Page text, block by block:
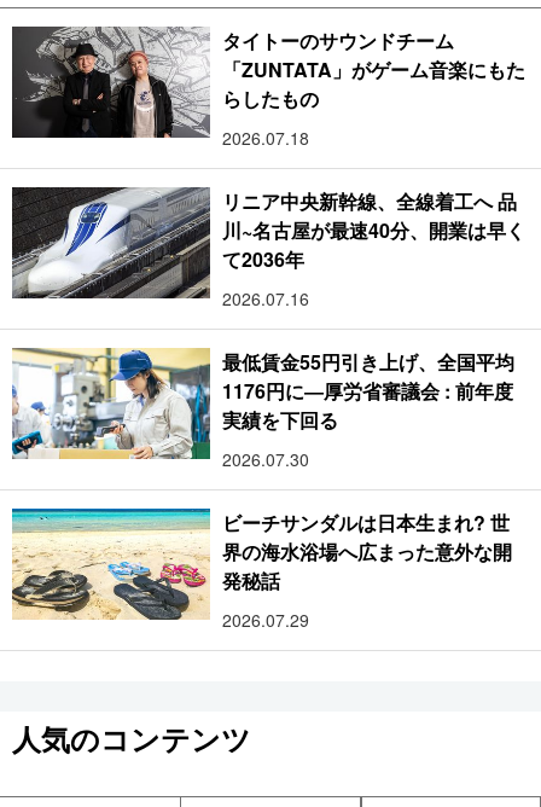
タイトーのサウンドチーム
「ZUNTATA」がゲーム音楽にもた
らしたもの
2026.07.18
リニア中央新幹線、全線着工へ 品
川~名古屋が最速40分、開業は早く
て2036年
2026.07.16
最低賃金55円引き上げ、全国平均
1176円に―厚労省審議会 : 前年度
実績を下回る
2026.07.30
ビーチサンダルは日本生まれ? 世
界の海水浴場へ広まった意外な開
発秘話
2026.07.29
人気のコンテンツ